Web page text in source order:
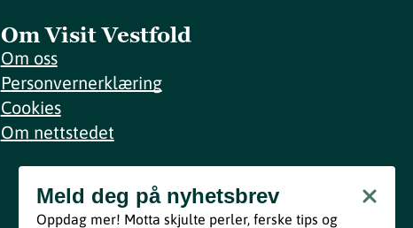
Om Visit Vestfold
Om oss
Personvernerklæring
Cookies
Om nettstedet
Meld deg på nyhetsbrev
Meld deg på nyhetsbrev
Oppdag mer! Motta skjulte perler, ferske tips og